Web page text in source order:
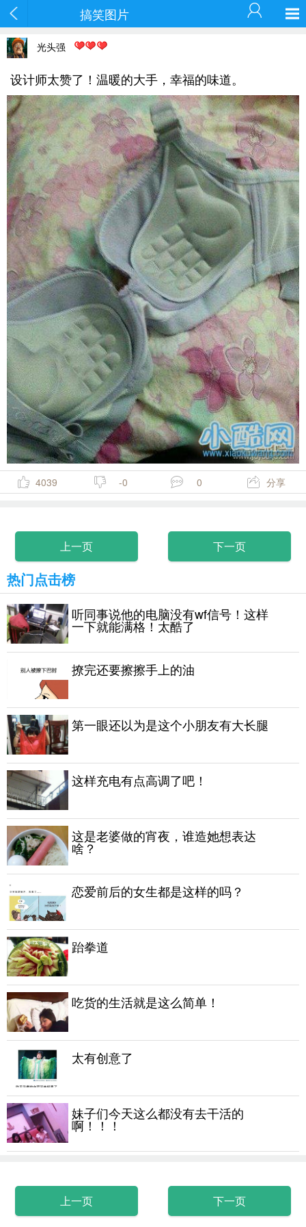
搞笑图片
光头强
设计师太赞了！温暖的大手，幸福的味道。
4039 -0 0 分享
上一页 下一页
热门点击榜
听同事说他的电脑没有wf信号！这样
一下就能满格！太酷了
撩完还要擦擦手上的油
第一眼还以为是这个小朋友有大长腿
这样充电有点高调了吧！
这是老婆做的宵夜，谁造她想表达
啥？
恋爱前后的女生都是这样的吗？ ​
跆拳道
吃货的生活就是这么简单！
太有创意了
妹子们今天这么都没有去干活的
啊！！！
上一页 下一页